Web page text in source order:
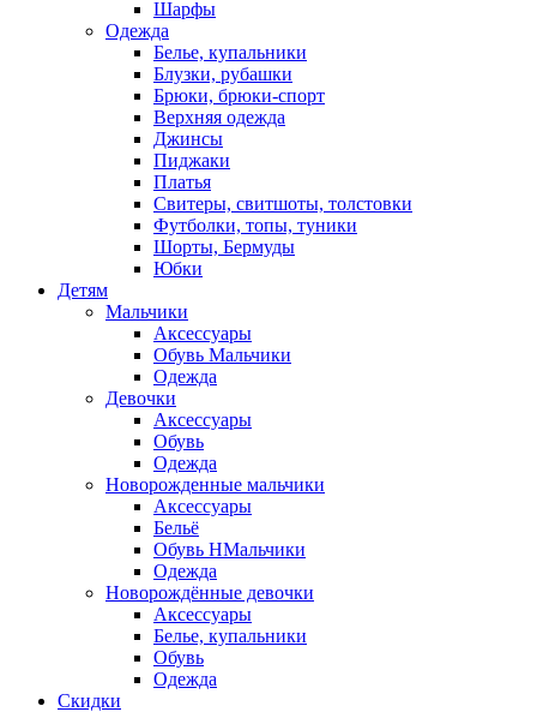
Шарфы
Одежда
Белье, купальники
Блузки, рубашки
Брюки, брюки-спорт
Верхняя одежда
Джинсы
Пиджаки
Платья
Свитеры, свитшоты, толстовки
Футболки, топы, туники
Шорты, Бермуды
Юбки
Детям
Мальчики
Аксессуары
Обувь Мальчики
Одежда
Девочки
Аксессуары
Обувь
Одежда
Новорожденные мальчики
Аксессуары
Бельё
Обувь НМальчики
Одежда
Новорождённые девочки
Аксессуары
Белье, купальники
Обувь
Одежда
Скидки